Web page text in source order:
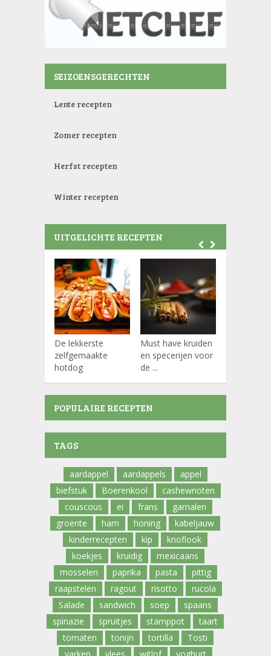
SEIZOENSGERECHTEN
Lente recepten
Zomer recepten
Herfst recepten
Winter recepten
UITGELICHTE RECEPTEN
De lekkerste
zelfgemaakte
hotdog
Must have kruiden
en specerijen voor
de ...
POPULAIRE RECEPTEN
TAGS
aardappel aardappels
appel
biefstuk
Boerenkool
cashewnoten
couscous
ei frans
garnalen
groente
ham honing
kabeljauw
kinderrecepten
kip
knoflook
koekjes
kruidig
mexicaans
mosselen
paprika pasta
pittig
raapstelen
ragout risotto
rucola
Salade
sandwich soep
spaans
spinazie
spruitjes stamppot
taart
tomaten
tonijn tortilla
Tosti